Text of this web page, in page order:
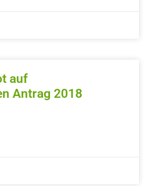
auf
Antrag 2018